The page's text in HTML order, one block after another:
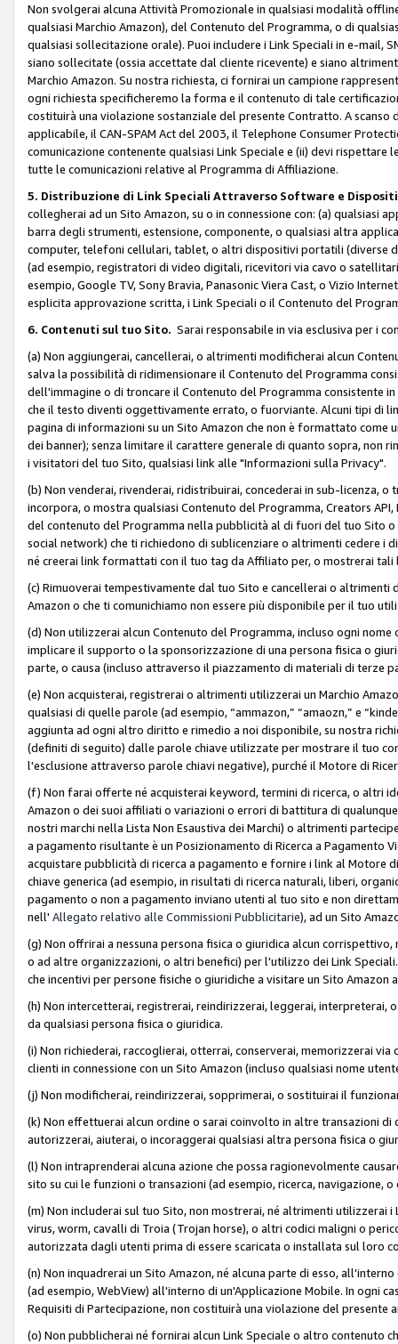
Non svolgerai alcuna Attività Promozionale in qualsiasi modalità
qualsiasi Marchio Amazon), del Contenuto del Programma, o di
qualsiasi sollecitazione orale). Puoi includere i Link Speciali in e-mail,
siano sollecitate (ossia accettate dal cliente ricevente) e siano
Marchio Amazon. Su nostra richiesta, ci fornirai un campione
ogni richiesta specificheremo la forma e il contenuto di tale
costituirà una violazione sostanziale del presente Contratto. A
applicabile, il CAN-SPAM Act del 2003, il Telephone Consumer
comunicazione contenente qualsiasi Link Speciale e (ii) devi
tutte le comunicazioni relative al Programma di Affiliazione.
5. Distribuzione di Link Speciali Attraverso Software e
collegherai ad un Sito Amazon, su o in connessione con: (a)
barra degli strumenti, estensione, componente, o qualsiasi altra
computer, telefoni cellulari, tablet, o altri dispositivi portatili (diverse
(ad esempio, registratori di video digitali, ricevitori via cavo o
esempio, Google TV, Sony Bravia, Panasonic Viera Cast, o Vizio
esplicita approvazione scritta, i Link Speciali o il Contenuto del
6. Contenuti sul tuo Sito. Sarai responsabile in via esclusiva per i
(a) Non aggiungerai, cancellerai, o altrimenti modificherai alcun
salva la possibilità di ridimensionare il Contenuto del Programma
dell'immagine o di troncare il Contenuto del Programma consistente
che il testo diventi oggettivamente errato, o fuorviante. Alcuni tipi di
pagina di informazioni su un Sito Amazon che non è formattato
dei banner); senza limitare il carattere generale di quanto sopra, non
i visitatori del tuo Sito, qualsiasi link alle "Informazioni sulla Privacy".
(b) Non venderai, rivenderai, ridistribuirai, concederai in sub-licenza,
incorpora, o mostra qualsiasi Contenuto del Programma, Creators
del contenuto del Programma nella pubblicità al di fuori del tuo Sito
social network) che ti richiedono di sublicenziare o altrimenti cedere i
né creerai link formattati con il tuo tag da Affiliato per, o mostrerai tali
(c) Rimuoverai tempestivamente dal tuo Sito e cancellerai o
Amazon o che ti comunichiamo non essere più disponibile per il tuo
(d) Non utilizzerai alcun Contenuto del Programma, incluso ogni
implicare il supporto o la sponsorizzazione di una persona fisica o
parte, o causa (incluso attraverso il piazzamento di materiali di terze
(e) Non acquisterai, registrerai o altrimenti utilizzerai un Marchio
qualsiasi di quelle parole (ad esempio, “ammazon,” “amaozn,” e
aggiunta ad ogni altro diritto e rimedio a noi disponibile, su nostra
(definiti di seguito) dalle parole chiave utilizzate per mostrare il tuo
l'esclusione attraverso parole chiavi negative), purché il Motore di
(f) Non farai offerte né acquisterai keyword, termini di ricerca, o altri
Amazon o dei suoi affiliati o variazioni o errori di battitura di
nostri marchi nella Lista Non Esaustiva dei Marchi) o altrimenti
a pagamento risultante è un Posizionamento di Ricerca a Pagamento
acquistare pubblicità di ricerca a pagamento e fornire i link al Motore
chiave generica (ad esempio, in risultati di ricerca naturali, liberi,
pagamento o non a pagamento inviano utenti al tuo sito e non
nell' Allegato relativo alle Commissioni Pubblicitarie), ad un Sito
(g) Non offrirai a nessuna persona fisica o giuridica alcun
o ad altre organizzazioni, o altri benefici) per l'utilizzo dei Link
che incentivi per persone fisiche o giuridiche a visitare un Sito
(h) Non intercetterai, registrerai, reindirizzerai, leggerai,
da qualsiasi persona fisica o giuridica.
(i) Non richiederai, raccoglierai, otterrai, conserverai, memorizzerai
clienti in connessione con un Sito Amazon (incluso qualsiasi nome
(j) Non modificherai, reindirizzerai, sopprimerai, o sostituirai il
(k) Non effettuerai alcun ordine o sarai coinvolto in altre transazioni
autorizzerai, aiuterai, o incoraggerai qualsiasi altra persona fisica o
(l) Non intraprenderai alcuna azione che possa ragionevolmente
sito su cui le funzioni o transazioni (ad esempio, ricerca, navigazione,
(m) Non includerai sul tuo Sito, non mostrerai, né altrimenti utilizzerai
virus, worm, cavalli di Troia (Trojan horse), o altri codici maligni o
autorizzata dagli utenti prima di essere scaricata o installata sul loro
(n) Non inquadrerai un Sito Amazon, né alcuna parte di esso,
(ad esempio, WebView) all'interno di un'Applicazione Mobile. In ogni
Requisiti di Partecipazione, non costituirà una violazione del presente
(o) Non pubblicherai né fornirai alcun Link Speciale o altro contenuto